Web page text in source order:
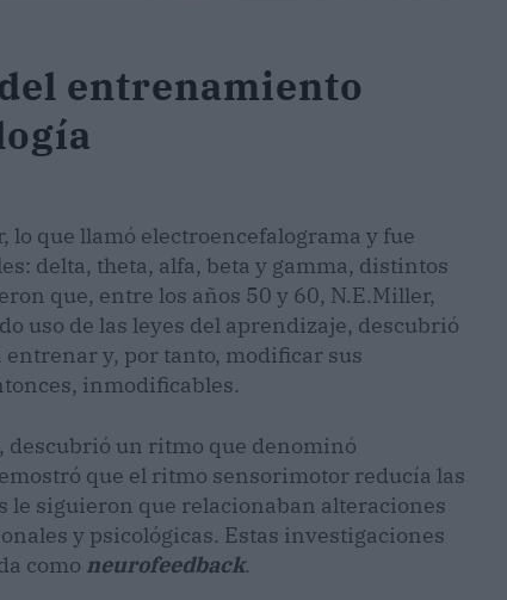
entrenamiento
lo que llamó electroencefalograma y fue
delta, theta, alfa, beta y gamma, distintos
que, entre los años 50 y 60, N.E.Miller,
uso de las leyes del aprendizaje, descubrió
y, por tanto, modificar sus
inmodificables.
descubrió un ritmo que denominó
que el ritmo sensorimotor reducía las
le siguieron que relacionaban alteraciones
y psicológicas. Estas investigaciones
como neurofeedback.